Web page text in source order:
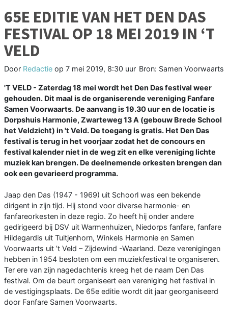
65E EDITIE VAN HET DEN DAS
FESTIVAL OP 18 MEI 2019 IN ‘T
VELD
Door Redactie op 7 mei 2019, 8:30 uur Bron: Samen Voorwaarts
'T VELD - Zaterdag 18 mei wordt het Den Das festival weer
gehouden. Dit maal is de organiserende vereniging Fanfare
Samen Voorwaarts. De aanvang is 19.30 uur en de locatie is
Dorpshuis Harmonie, Zwarteweg 13 A (gebouw Brede School
het Veldzicht) in 't Veld. De toegang is gratis. Het Den Das
festival is terug in het voorjaar zodat het de concours en
festival kalender niet in de weg zit en elke vereniging lichte
muziek kan brengen. De deelnemende orkesten brengen dan
ook een gevarieerd programma.
Jaap den Das (1947 - 1969) uit Schoorl was een bekende
dirigent in zijn tijd. Hij stond voor diverse harmonie- en
fanfareorkesten in deze regio. Zo heeft hij onder andere
gedirigeerd bij DSV uit Warmenhuizen, Niedorps fanfare, fanfare
Hildegardis uit Tuitjenhorn, Winkels Harmonie en Samen
Voorwaarts uit ’t Veld – Zijdewind -Waarland. Deze verenigingen
hebben in 1954 besloten om een muziekfestival te organiseren.
Ter ere van zijn nagedachtenis kreeg het de naam Den Das
festival. Om de beurt organiseert een vereniging het festival in
de vestigingsplaats. De 65e editie wordt dit jaar georganiseerd
door Fanfare Samen Voorwaarts.